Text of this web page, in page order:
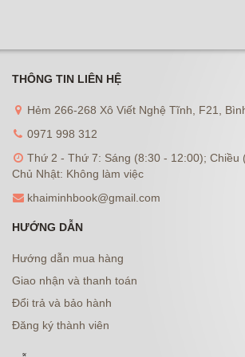
THÔNG TIN LIÊN HỆ
Hẻm 266-268 Xô Viết Nghệ Tĩnh, F21,
0971 998 312
Thứ 2 - Thứ 7: Sáng (8:30 - 12:00); Chiều
Chủ Nhật: Không làm việc
khaiminhbook@gmail.com
HƯỚNG DẪN
Hướng dẫn mua hàng
Giao nhận và thanh toán
Đổi trả và bảo hành
Đăng ký thành viên